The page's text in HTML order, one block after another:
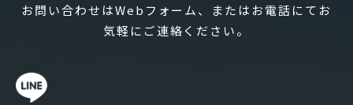
お問い合わせはWebフォーム、またはお電話にてお
気軽にご連絡ください。